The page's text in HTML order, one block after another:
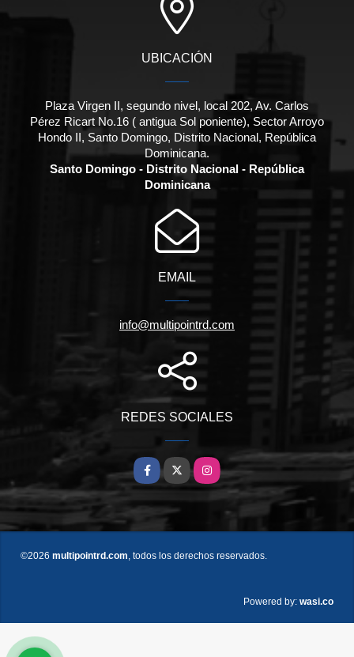
UBICACIÓN
Plaza Virgen II, segundo nivel, local 202, Av. Carlos
Pérez Ricart No.16 ( antigua Sol poniente), Sector Arroyo
Hondo II, Santo Domingo, Distrito Nacional, República
Dominicana.
Santo Domingo - Distrito Nacional - República
Dominicana
EMAIL
info@multipointrd.com
REDES SOCIALES
Facebook
X Instagram
©2026 multipointrd.com, todos los derechos reservados.
Powered by: wasi.co